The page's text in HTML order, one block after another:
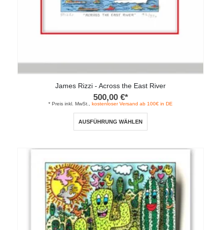
James Rizzi - Across the East River
500,00 €*
* Preis inkl. MwSt., kostenloser Versand ab 100€ in DE
AUSFÜHRUNG WÄHLEN
mehrere
Varianten
auf.
Die
Optionen
können
auf
der